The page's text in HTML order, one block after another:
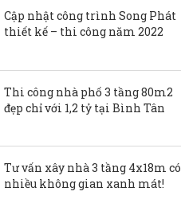
Cập nhật công trình Song Phát
thiết kế – thi công năm 2022
Thi công nhà phố 3 tầng 80m2
đẹp chỉ với 1,2 tỷ tại Bình Tân
Tư vấn xây nhà 3 tầng 4x18m có
nhiều không gian xanh mát!